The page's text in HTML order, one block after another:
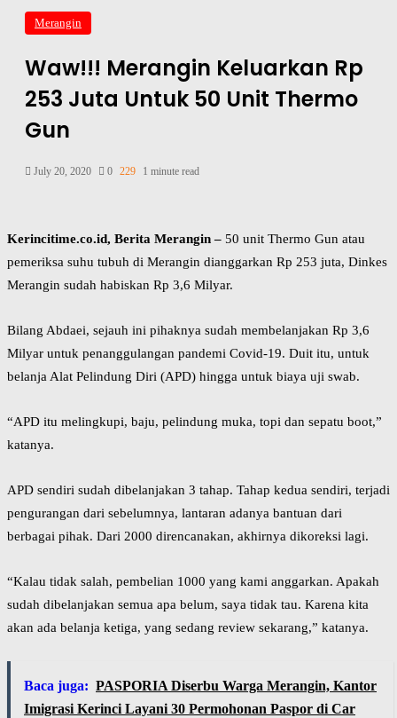
Merangin
Waw!!! Merangin Keluarkan Rp
253 Juta Untuk 50 Unit Thermo
Gun
July 20, 2020 0 229 1 minute read
Kerincitime.co.id, Berita Merangin – 50 unit Thermo Gun atau
pemeriksa suhu tubuh di Merangin dianggarkan Rp 253 juta, Dinkes
Merangin sudah habiskan Rp 3,6 Milyar.
Bilang Abdaei, sejauh ini pihaknya sudah membelanjakan Rp 3,6
Milyar untuk penanggulangan pandemi Covid-19. Duit itu, untuk
belanja Alat Pelindung Diri (APD) hingga untuk biaya uji swab.
“APD itu melingkupi, baju, pelindung muka, topi dan sepatu boot,”
katanya.
APD sendiri sudah dibelanjakan 3 tahap. Tahap kedua sendiri, terjadi
pengurangan dari sebelumnya, lantaran adanya bantuan dari
berbagai pihak. Dari 2000 direncanakan, akhirnya dikoreksi lagi.
“Kalau tidak salah, pembelian 1000 yang kami anggarkan. Apakah
sudah dibelanjakan semua apa belum, saya tidak tau. Karena kita
akan ada belanja ketiga, yang sedang review sekarang,” katanya.
Baca juga: PASPORIA Diserbu Warga Merangin, Kantor
Imigrasi Kerinci Layani 30 Permohonan Paspor di Car